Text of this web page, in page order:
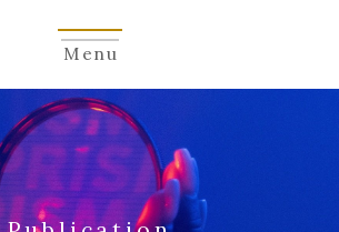
Menu